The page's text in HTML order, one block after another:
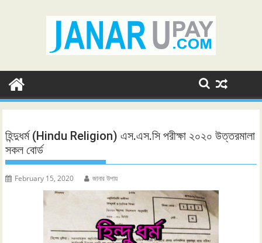
হিন্দুধর্ম (Hindu Religion) এস.এস.সি পরীক্ষা ২০২০ উত্তরমালা
সকল বোর্ড
February 15, 2020 জানার উপায়